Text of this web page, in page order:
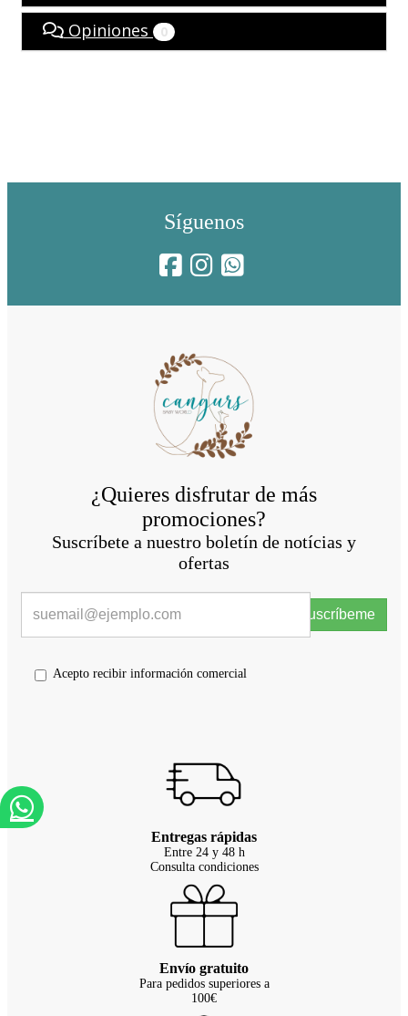
Opiniones 0
Síguenos
¿Quieres disfrutar de más
promociones?
Suscríbete a nuestro boletín de notícias y
ofertas
Suscríbeme
Acepto recibir información comercial
Entregas rápidas
Entre 24 y 48 h
Consulta condiciones
Envío gratuito
Para pedidos superiores a
100€